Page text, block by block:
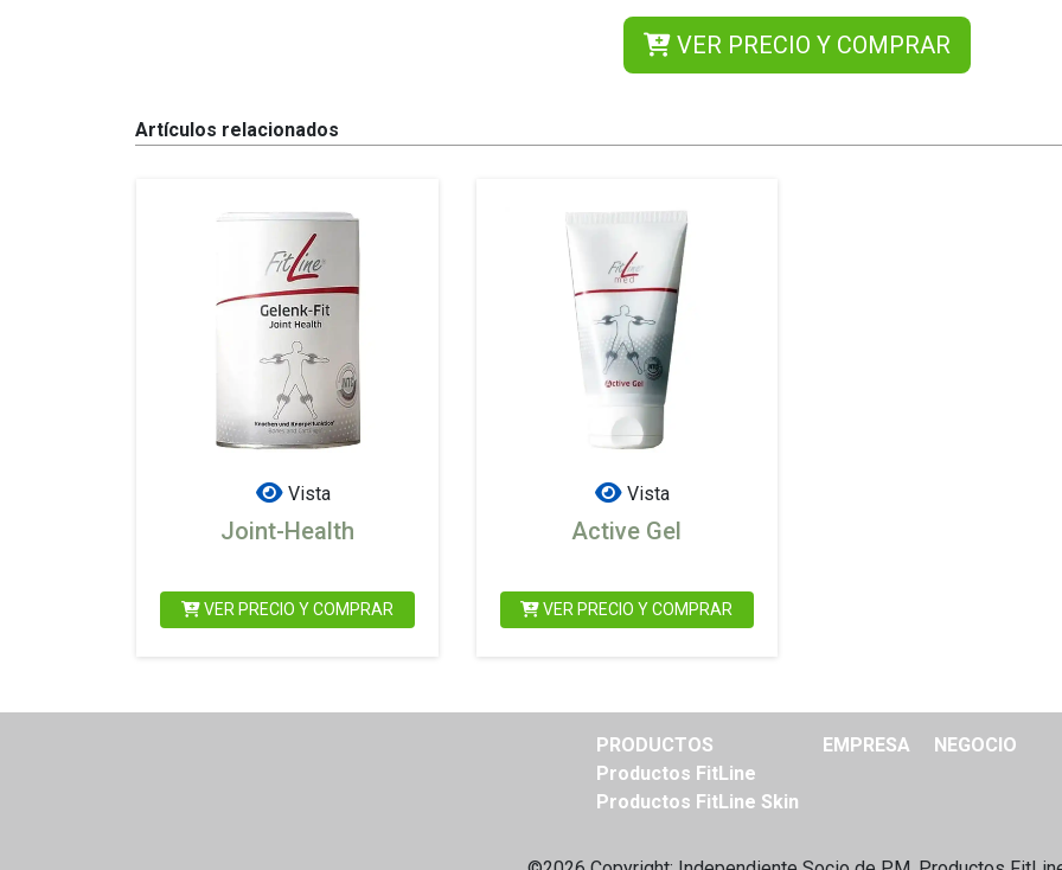
VER PRECIO Y COMPRAR
Artículos relacionados
Vista
Joint-Health
VER PRECIO Y COMPRAR
Vista
Active Gel
VER PRECIO Y COMPRAR
PRODUCTOS
Productos FitLine
Productos FitLine Skin
EMPRESA NEGOCIO